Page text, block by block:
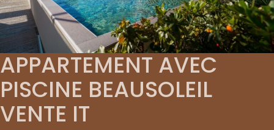
APPARTEMENT AVEC
PISCINE BEAUSOLEIL
VENTE IT